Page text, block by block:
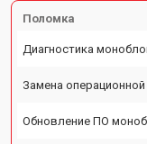
Поломка
Диагностика
Замена
Обновление ПО